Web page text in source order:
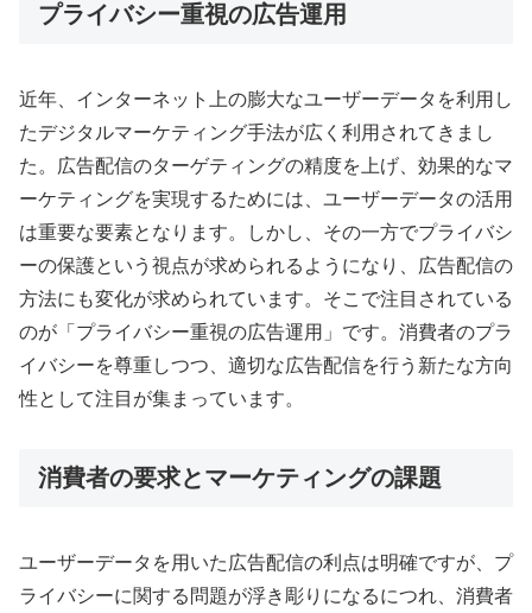
プライバシー重視の広告運用
近年、インターネット上の膨大なユーザーデータを利用し
たデジタルマーケティング手法が広く利用されてきまし
た。広告配信のターゲティングの精度を上げ、効果的なマ
ーケティングを実現するためには、ユーザーデータの活用
は重要な要素となります。しかし、その一方でプライバシ
ーの保護という視点が求められるようになり、広告配信の
方法にも変化が求められています。そこで注目されている
のが「プライバシー重視の広告運用」です。消費者のプラ
イバシーを尊重しつつ、適切な広告配信を行う新たな方向
性として注目が集まっています。
消費者の要求とマーケティングの課題
ユーザーデータを用いた広告配信の利点は明確ですが、プ
ライバシーに関する問題が浮き彫りになるにつれ、消費者